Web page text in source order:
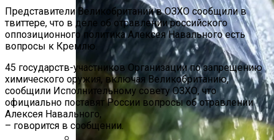
Представители Великобритании в ОЗХО сообщили в
твиттере, что в деле об отравлении российского
оппозиционного политика Алексея Навального есть
вопросы к Кремлю.
45 государств-участников Организации по запрещению
химического оружия, включая Великобританию,
сообщили Исполнительному совету ОЗХО, что
официально поставят России вопросы об отравлении
Алексея Навального,
– говорится в сообщении.